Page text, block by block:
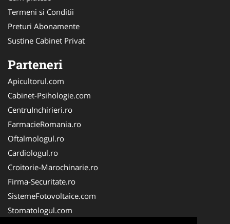
Termeni si Conditii
Preturi Abonamente
Sustine Cabinet Privat
Parteneri
Apicultorul.com
Cabinet-Psihologie.com
CentruInchirieri.ro
FarmacieRomania.ro
Oftalmologul.ro
Cardiologul.ro
Croitorie-Marochinarie.ro
Firma-Securitate.ro
SistemeFotovoltaice.com
Stomatologul.com